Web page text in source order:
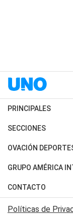
PRINCIPALES
Últimas Noticias
Política
Judiciales
Economia
SECCIONES
Horóscopo
Motores
Trucos caseros
Series y Películas
OVACIÓN
Fútbol
Mundial
Automovilismo
Rugby
GRUPO AMÉRICA
Canal 7 en Vivo
CONTACTO
Acerca de Nosotros
Políticas de